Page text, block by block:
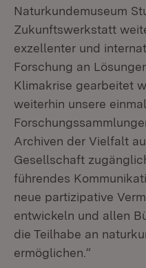
Naturkundemuseum
Zukunftswerkstatt
exzellenter und
Forschung an
Klimakrise gearbeitet
weiterhin unsere
Archiven der Vielfalt
Gesellschaft
führendes
neue partizipative
entwickeln und allen
die Teilhabe an
ermöglichen.“